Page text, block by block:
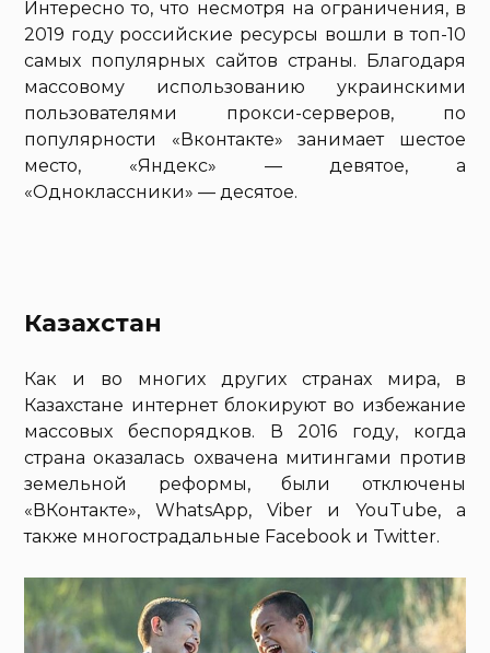
Интересно то, что несмотря на ограничения, в
2019 году российские ресурсы вошли в топ-10
самых популярных сайтов страны. Благодаря
массовому использованию украинскими
пользователями прокси-серверов, по
популярности «Вконтакте» занимает шестое
место, «Яндекс» — девятое, а
«Одноклассники» — десятое.
Казахстан
Как и во многих других странах мира, в
Казахстане интернет блокируют во избежание
массовых беспорядков. В 2016 году, когда
страна оказалась охвачена митингами против
земельной реформы, были отключены
«ВКонтакте», WhatsApp, Viber и YouTube, а
также многострадальные Facebook и Twitter.